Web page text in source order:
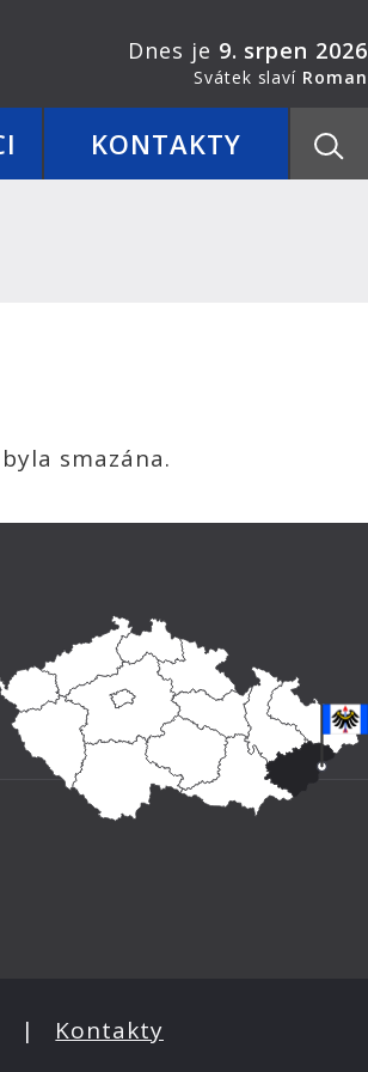
KONTAKTY
Dnes je 9. srpen 2026
Svátek slaví Roman
smazána.
| Kontakty